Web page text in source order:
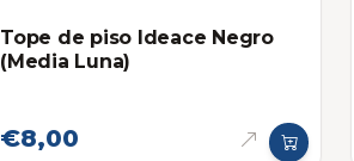
Tope de piso Ideace Negro
(Media Luna)
€8,00